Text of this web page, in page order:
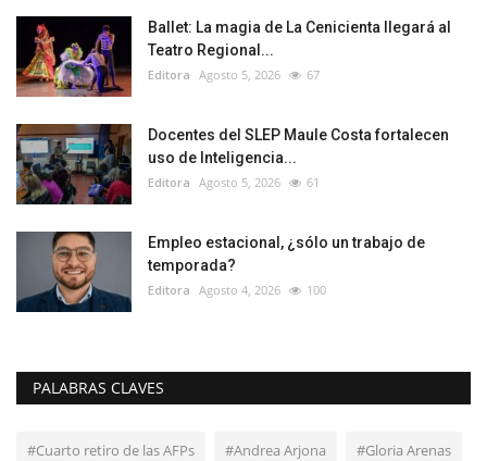
Ballet: La magia de La Cenicienta llegará al
Teatro Regional...
Editora Agosto 5, 2026 67
Docentes del SLEP Maule Costa fortalecen
uso de Inteligencia...
Editora Agosto 5, 2026 61
Empleo estacional, ¿sólo un trabajo de
temporada?
Editora Agosto 4, 2026 100
PALABRAS CLAVES
#Cuarto retiro de las AFPs #Andrea Arjona #Gloria Arenas